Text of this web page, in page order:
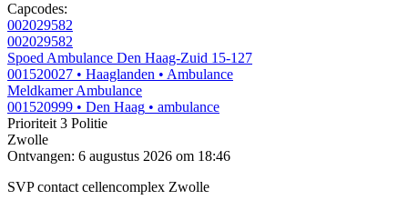
Capcodes:
002029582
002029582
Spoed Ambulance Den Haag-Zuid 15-127
001520027 • Haaglanden • Ambulance
Meldkamer Ambulance
001520999 • Den Haag • ambulance
Prioriteit 3 Politie
Zwolle
Ontvangen: 6 augustus 2026 om 18:46
SVP contact cellencomplex Zwolle